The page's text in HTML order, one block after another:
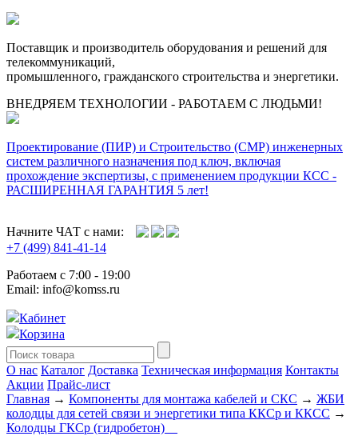
Поставщик и производитель оборудования и решений для
телекоммуникаций,
промышленного, гражданского строительства и энергетики.
ВНЕДРЯЕМ ТЕХНОЛОГИИ - РАБОТАЕМ С ЛЮДЬМИ!
Проектирование (ПИР) и Cтроительство (СМР) инженерных
систем различного назначения под ключ, включая
прохождение экспертизы, с применением продукции КСС -
РАСШИРЕННАЯ ГАРАНТИЯ 5 лет!
Начните ЧАТ с нами:
+7 (499) 841-41-14
Работаем с 7:00 - 19:00
Email: info@komss.ru
Кабинет
Корзина
О нас Каталог Доставка Техническая информация Контакты
Акции Прайс-лист
Главная → Компоненты для монтажа кабелей и СКС → ЖБИ
колодцы для сетей связи и энергетики типа ККСр и ККСС →
Колодцы ГКСр (гидробетон)__